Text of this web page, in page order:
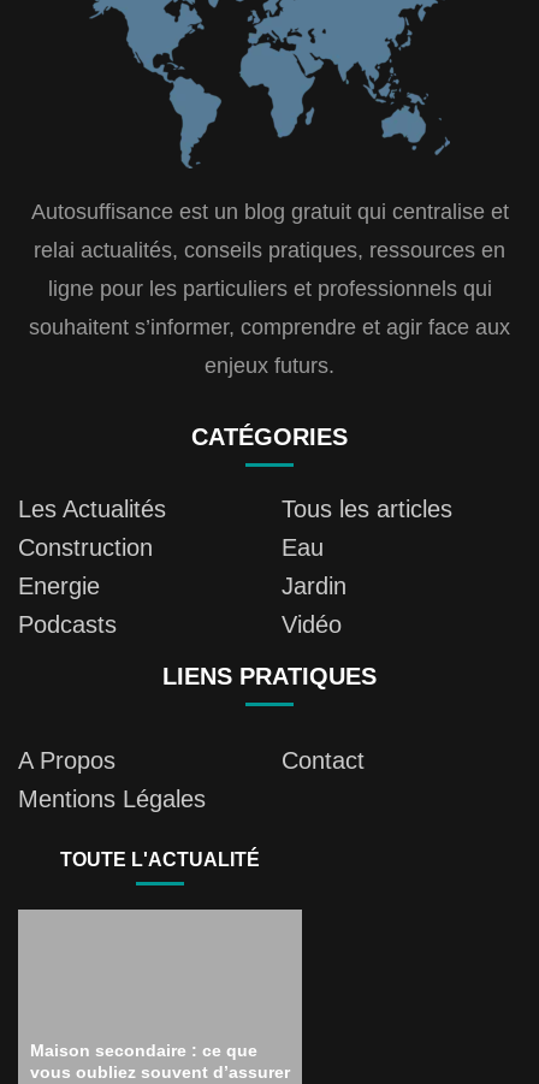
Autosuffisance est un blog gratuit qui centralise et
relai actualités, conseils pratiques, ressources en
ligne pour les particuliers et professionnels qui
souhaitent s’informer, comprendre et agir face aux
enjeux futurs.
CATÉGORIES
Les Actualités
Tous les articles
Construction
Eau
Energie
Jardin
Podcasts
Vidéo
LIENS PRATIQUES
A Propos
Contact
Mentions Légales
TOUTE L'ACTUALITÉ
Maison secondaire : ce que
vous oubliez souvent d’assurer